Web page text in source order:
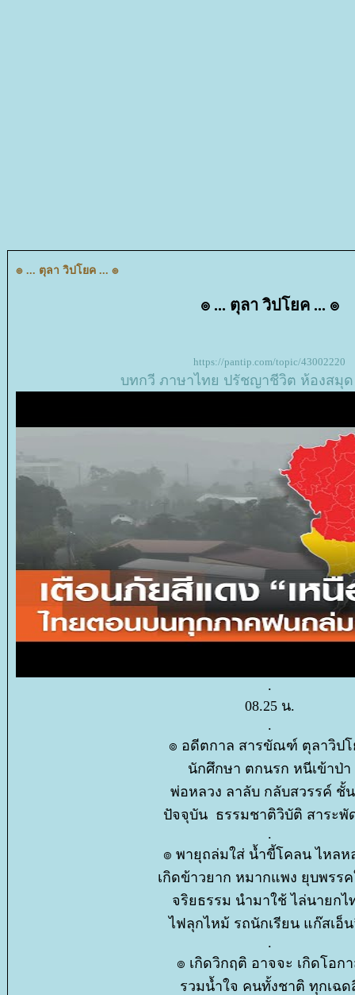
๏ ... ตุลา วิปโยค ... ๏
๏ ... ตุลา วิปโยค ... ๏
https://pantip.com/topic/43002220
บทกวี ภาษาไท ปรัชญาชีวิต ห้องสมุด
.
08.25 น.
.
๏ อดีตกาล สารขัณฑ์ ตุลาวิป
นักศึกษา ตกนรก หนีเข้าป่า
พ่อหลวง ลาลับ กลับสวรรค์ ชั้
ปัจจุบัน ธรรมชาติวิบัติ สาระ
.
๏ พายุถล่มใส่ น้ำขี้โคลน ไหลห
เกิดข้าวยาก หมากแพง ยุบพรร
จริยธรรม นำมาใช้ ไล่นายก
ไฟลุกไหม้ รถนักเรียน แก๊สเอ็
.
๏ เกิดวิกฤติ อาจจะ เกิดโอก
รวมน้ำใจ คนทั้งชาติ ทุกเฉด